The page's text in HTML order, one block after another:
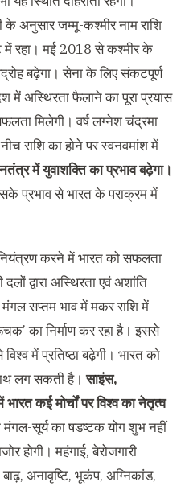
के अनुसार जम्मू-कश्मीर नाम राशि
रहा। मई 2018 से कश्मीर के
बढ़ेगा। सेना के लिए संकटपूर्ण
में अस्थिरता फैलाने का पूरा प्रयास
मिलेगी। वर्ष लग्नेश चंद्रमा
राशि का होने पर स्वनवमांश में
में युवाशक्ति का प्रभाव बढ़ेगा।
प्रभाव से भारत के पराक्रम में
करने में भारत को सफलता
द्वारा अस्थिरता एवं अशांति
सप्तम भाव में मकर राशि में
का निर्माण कर रहा है। इससे
में प्रतिष्ठा बढ़ेगी। भारत को
लग सकती है। साइंस,
कई मोर्चों पर विश्व का नेतृत्व
मंगल-सूर्य का षडष्टक योग शुभ नहीं
होगी। महंगाई, बेरोजगारी
अनावृष्टि, भूकंप, अग्निकांड,